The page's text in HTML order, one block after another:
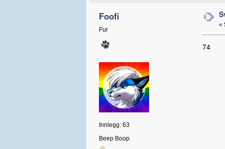
Foofi
Fur
Innlegg: 63
Beep Boop
«
74